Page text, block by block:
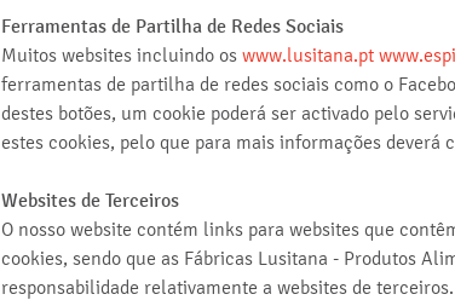
Ferramentas de Partilha de Redes Sociais
Muitos websites incluindo os www.lusitana.pt
ferramentas de partilha de redes sociais como o
destes botões, um cookie poderá ser activado pelo
estes cookies, pelo que para mais informações deverá
Websites de Terceiros
O nosso website contém links para websites que
cookies, sendo que as Fábricas Lusitana - Produtos
responsabilidade relativamente a websites de terceiros.